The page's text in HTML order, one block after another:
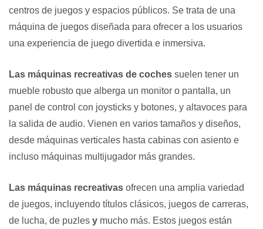
centros de juegos y espacios públicos. Se trata de una
máquina de juegos diseñada para ofrecer a los usuarios
una experiencia de juego divertida e inmersiva.
Las máquinas recreativas de coches suelen tener un
mueble robusto que alberga un monitor o pantalla, un
panel de control con joysticks y botones, y altavoces para
la salida de audio. Vienen en varios tamaños y diseños,
desde máquinas verticales hasta cabinas con asiento e
incluso máquinas multijugador más grandes.
Las máquinas recreativas ofrecen una amplia variedad
de juegos, incluyendo títulos clásicos, juegos de carreras,
de lucha, de puzles y mucho más. Estos juegos están